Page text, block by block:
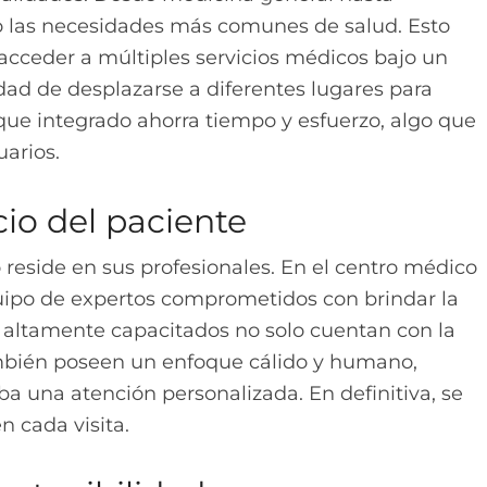
necesidades más comunes de salud. Esto
a múltiples servicios médicos bajo un
de desplazarse a diferentes lugares para
integrado ahorra tiempo y esfuerzo, algo que
del paciente
en sus profesionales. En el centro médico
de expertos comprometidos con brindar la
capacitados no solo cuentan con la
poseen un enfoque cálido y humano,
una atención personalizada. En definitiva, se
cada visita.